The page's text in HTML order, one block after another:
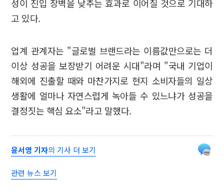
성이 진입 장벽을 낮추는 효과로 이어질 것으로 기대하
고 있다.
업계 관계자는 "글로벌 브랜드라는 이름값만으로는 더
이상 성공을 보장받기 어려운 시대"라며 "국내 기업이
해외에 진출할 때와 마찬가지로 현지 소비자들의 일상
생활에 얼마나 자연스럽게 녹아들 수 있느냐가 성공을
결정짓는 핵심 요소"라고 말했다.
윤서영 기자의 기사 더 보기
관련 뉴스 보기